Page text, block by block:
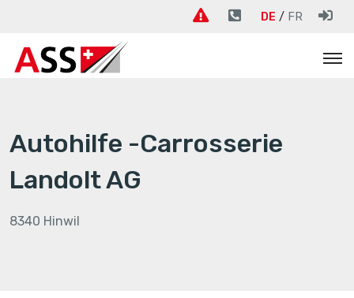
DE FR
Autohilfe -Carrosserie
Landolt AG
8340 Hinwil